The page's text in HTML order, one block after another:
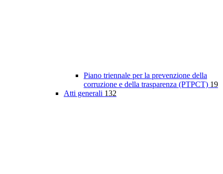
Piano triennale per la prevenzione della
corruzione e della trasparenza (PTPCT) 19
Atti generali 132